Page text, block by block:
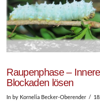
Raupenphase –
Blockaden lösen
In by Kornelia Becker-Oberender